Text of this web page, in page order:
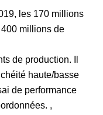
les 170 millions
millions de
de production. Il
haute/basse
de performance
,